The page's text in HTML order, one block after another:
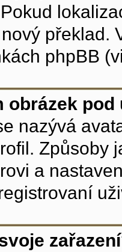
překlad.
phpBB
obrázek
nazývá
Způsoby
a